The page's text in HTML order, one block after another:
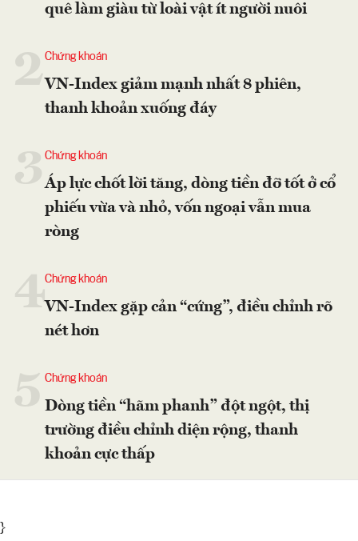
quê làm giàu từ loài vật ít người nuôi
2Chứng khoán
VN-Index giảm mạnh nhất 8 phiên,
thanh khoản xuống đáy
Chứng khoán
Áp lực chốt lời tăng, dòng tiền đỡ tốt ở cổ
phiếu vừa và nhỏ, vốn ngoại vẫn mua
ròng
4Chứng khoán
VN-Index gặp cản “cứng”, điều chỉnh rõ
nét hơn
Chứng khoán
Dòng tiền “hãm phanh” đột ngột, thị
trường điều chỉnh diện rộng, thanh
khoản cực thấp
}